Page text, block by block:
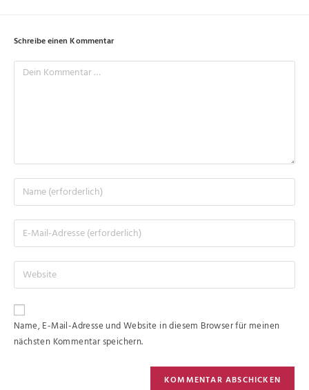
Schreibe einen Kommentar
Name, E-Mail-Adresse und Website in diesem Browser für meinen
nächsten Kommentar speichern.